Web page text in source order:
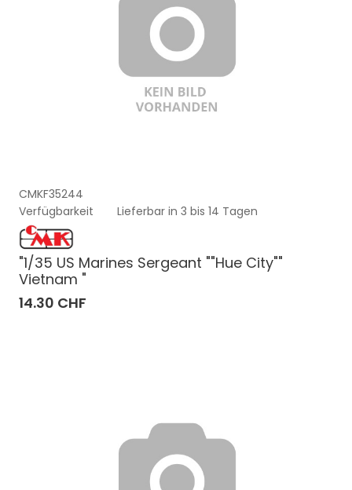
CMKF35244
Verfügbarkeit
Lieferbar in 3 bis 14 Tagen
"1/35 US Marines Sergeant ""Hue City""
Vietnam "
14.30 CHF